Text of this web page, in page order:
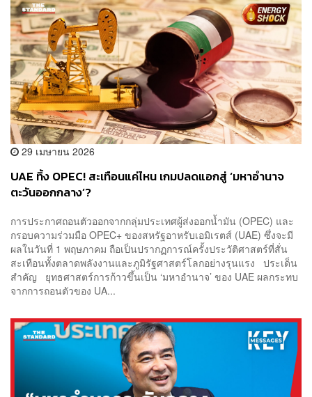
29 เมษายน 2026
UAE ทิ้ง OPEC! สะเทือนแค่ไหน เกมปลดแอกสู่ ‘มหาอำนาจ
ตะวันออกกลาง’?
การประกาศถอนตัวออกจากกลุ่มประเทศผู้ส่งออกน้ำมัน (OPEC) และ
กรอบความร่วมมือ OPEC+ ของสหรัฐอาหรับเอมิเรตส์ (UAE) ซึ่งจะมี
ผลในวันที่ 1 พฤษภาคม ถือเป็นปรากฏการณ์ครั้งประวัติศาสตร์ที่สั่น
สะเทือนทั้งตลาดพลังงานและภูมิรัฐศาสตร์โลกอย่างรุนแรง ประเด็น
สำคัญ ยุทธศาสตร์การก้าวขึ้นเป็น ‘มหาอำนาจ’ ของ UAE ผลกระทบ
จากการถอนตัวของ UA...